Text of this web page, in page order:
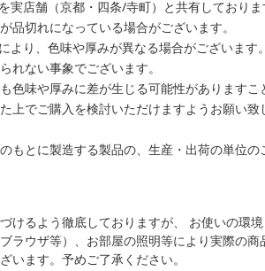
実店舗（京都・四条/寺町）と共有しておりま
品切れになっている場合がございます。
より、色味や厚みが異なる場合がございます
れない事象でございます。
色味や厚みに差が生じる可能性がありますこ
上でご購入を検討いただけますようお願い致
もとに製造する製品の、生産・出荷の単位の
けるよう徹底しておりますが、 お使いの環境
ラウザ等）、お部屋の照明等により実際の商
います。予めご了承ください。